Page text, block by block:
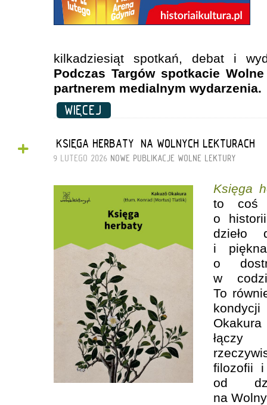
kilkadziesiąt spotkań, debat i
Podczas Targów spotkacie
partnerem medialnym wydarzenia.
WIĘCEJ
+ „KSIĘGA HERBATY” NA WOLNYCH LEKTURACH
9 LUTEGO 2026 NOWE PUBLIKACJE WOLNE LEKTURY
Księga
to coś
o
dzieło
i
o
w
To
łączy
filozofii
od
na